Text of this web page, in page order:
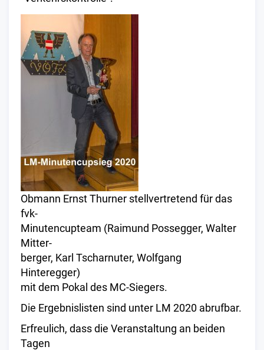
Obmann Ernst Thurner stellvertretend für das
fvk-
Minutencupteam (Raimund Possegger, Walter
Mitter-
berger, Karl Tscharnuter, Wolfgang
Hinteregger)
mit dem Pokal des MC-Siegers.
Die Ergebnislisten sind unter LM 2020 abrufbar.
Erfreulich, dass die Veranstaltung an beiden
Tagen